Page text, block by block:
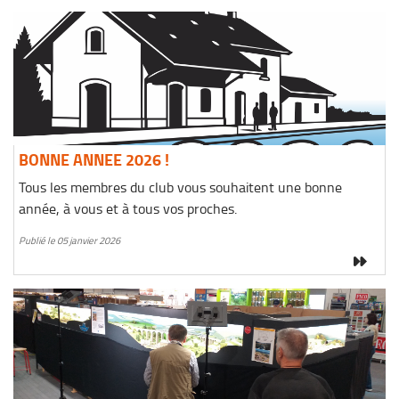
BONNE ANNEE 2026 !
Tous les membres du club vous souhaitent une bonne
année, à vous et à tous vos proches.
Publié le 05 janvier 2026
